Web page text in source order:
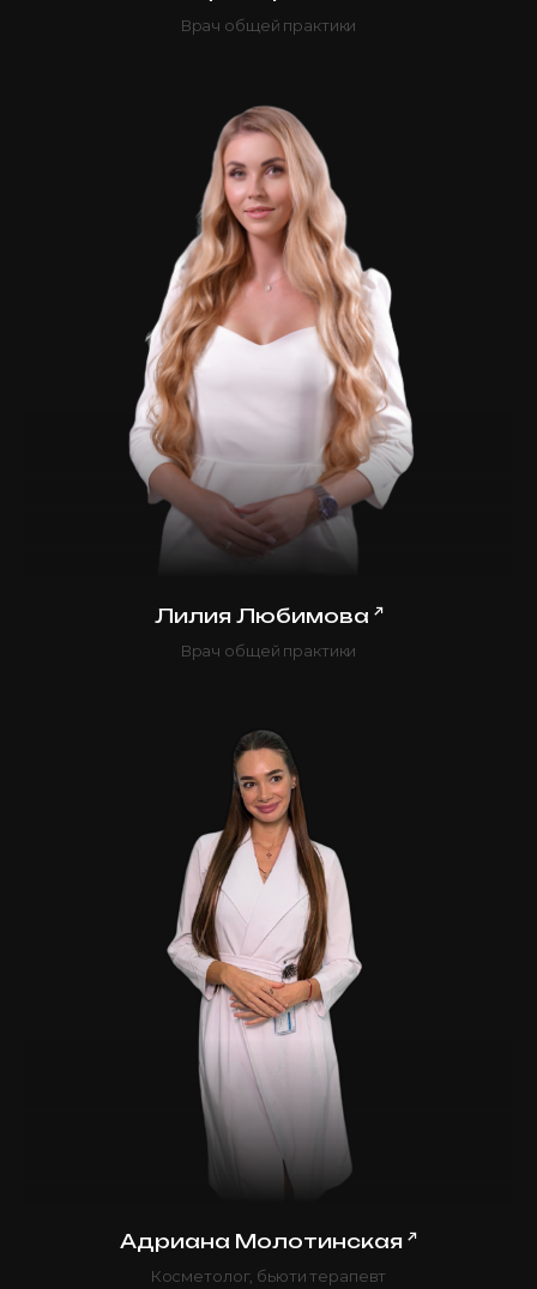
Врач общей практики
Лилия Любимова ↗
Врач общей практики
Адриана Молотинская ↗
Косметолог, бьюти терапевт